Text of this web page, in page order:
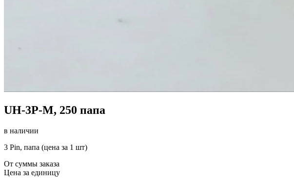
UH-3P-M, 250 папа
в наличии
3 Pin, папа (цена за 1 шт)
От суммы заказа
Цена за единицу